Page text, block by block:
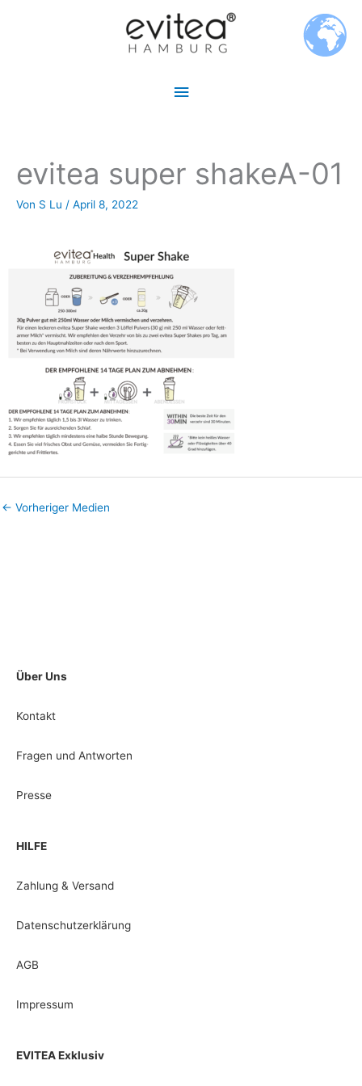
Hauptmenü
evitea super shakeA-01
Von S Lu / April 8, 2022
← Vorheriger Medien
Über Uns
Kontakt
Fragen und Antworten
Presse
HILFE
Zahlung & Versand
Datenschutzerklärung
AGB
Impressum
EVITEA Exklusiv